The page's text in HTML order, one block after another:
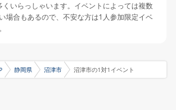
くいらっしゃいます。イベントによっては複数
場合もあるので、不安な方は1人参加限定イベ
静岡県 沼津市 沼津市の1対1イベント